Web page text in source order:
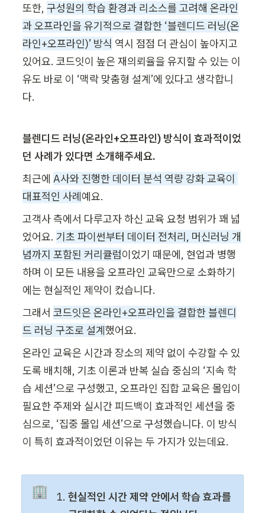
또한, 구성원의 학습 환경과 리소스를 고려해 온라인
과 오프라인을 유기적으로 결합한 ‘블렌디드 러닝(온
라인+오프라인)’ 방식 역시 점점 더 관심이 높아지고
있어요. 코드잇이 높은 재의뢰율을 유지할 수 있는 이
유도 바로 이 ‘맥락 맞춤형 설계’에 있다고 생각합니
다.
블렌디드 러닝(온라인+오프라인) 방식이 효과적이었
던 사례가 있다면 소개해주세요.
최근에 A사와 진행한 데이터 분석 역량 강화 교육이
대표적인 사례예요.
고객사 측에서 다루고자 하신 교육 요청 범위가 꽤 넓
었어요. 기초 파이썬부터 데이터 전처리, 머신러닝 개
념까지 포함된 커리큘럼이었기 때문에, 현업과 병행
하며 이 모든 내용을 오프라인 교육만으로 소화하기
에는 현실적인 제약이 컸습니다.
그래서 코드잇은 온라인+오프라인을 결합한 블렌디
드 러닝 구조로 설계했어요.
온라인 교육은 시간과 장소의 제약 없이 수강할 수 있
도록 배치해, 기초 이론과 반복 실습 중심의 ‘지속 학
습 세션’으로 구성했고, 오프라인 집합 교육은 몰입이
필요한 주제와 실시간 피드백이 효과적인 세션을 중
심으로, ‘집중 몰입 세션’으로 구성했습니다. 이 방식
이 특히 효과적이었던 이유는 두 가지가 있는데요.
🏢
현실적인 시간 제약 안에서 학습 효과를